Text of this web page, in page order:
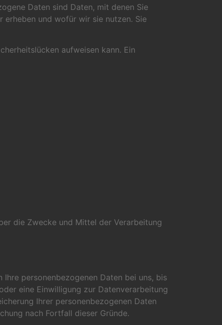
Daten sind Daten, mit denen Sie
und wofür wir sie nutzen. Sie
aufweisen kann. Ein
die Zwecke und Mittel der Verarbeitung
personenbezogenen Daten bei uns, bis
eine Einwilligung zur Datenverarbeitung
Ihrer personenbezogenen Daten
nach Fortfall dieser Gründe.